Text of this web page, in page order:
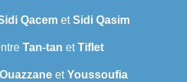
QacemetSidi Qasim
Tan-tan etTiflet
OuazzaneetYoussoufia